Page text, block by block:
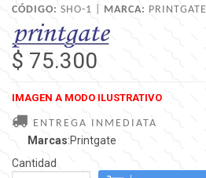
CÓDIGO: SHO-1 | MARCA: PRINTGATE
$ 75.300
IMAGEN A MODO ILUSTRATIVO
ENTREGA INMEDIATA
Marcas:Printgate
Cantidad